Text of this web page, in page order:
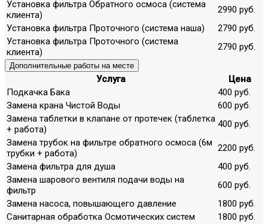
Установка фильтра Обратного осмоса (система
клиента)
2990 руб.
Установка фильтра Проточного (система наша)
2790 руб.
Установка фильтра Проточного (система
клиента)
2790 руб.
Дополнительные работы на месте
Услуга
Цена
Подкачка Бака
400 руб.
Замена крана Чистой Воды
600 руб.
Замена таблетки в клапане от протечек (таблетка
+ работа)
400 руб.
Замена трубок на фильтре обратного осмоса (6м
трубки + работа)
2200 руб.
Замена фильтра для душа
400 руб.
Замена шарового вентиля подачи воды на
фильтр
600 руб.
Замена насоса, повышающего давление
1800 руб.
Санитарная обработка Осмотических систем
1800 руб.